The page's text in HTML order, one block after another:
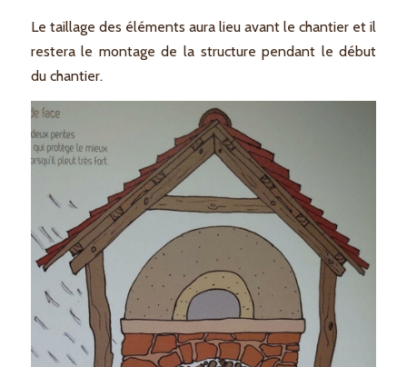
Le taillage des éléments aura lieu avant le chantier et il
restera le montage de la structure pendant le début
du chantier.